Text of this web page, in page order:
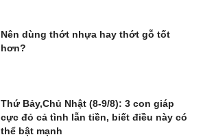
Nên dùng thớt nhựa hay thớt gỗ tốt
hơn?
Thứ Bảy,Chủ Nhật (8-9/8): 3 con giáp
cực đỏ cả tình lẫn tiền, biết điều này có
thể bật mạnh